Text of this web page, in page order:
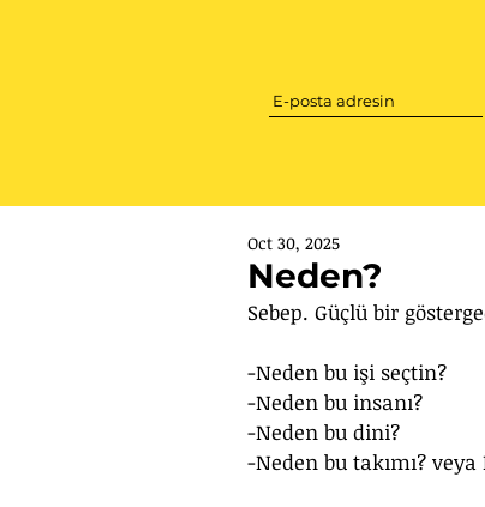
Neden?
Oct 30, 2025
Sebep. Güçlü bir
-Neden bu işi seçtin?
-Neden bu insanı?
-Neden bu dini?
-Neden bu takımı?